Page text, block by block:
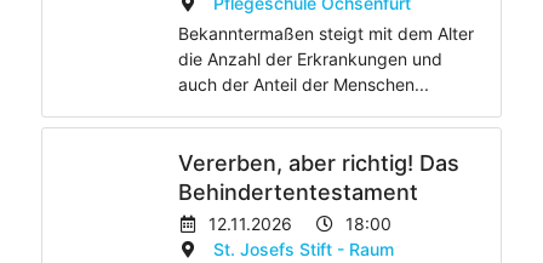
Bekanntermaßen steigt mit dem Alter
die Anzahl der Erkrankungen und
auch der Anteil der Menschen...
Vererben, aber richtig! Das
Behindertentestament
12.11.2026
18:00
St. Josefs Stift - Raum